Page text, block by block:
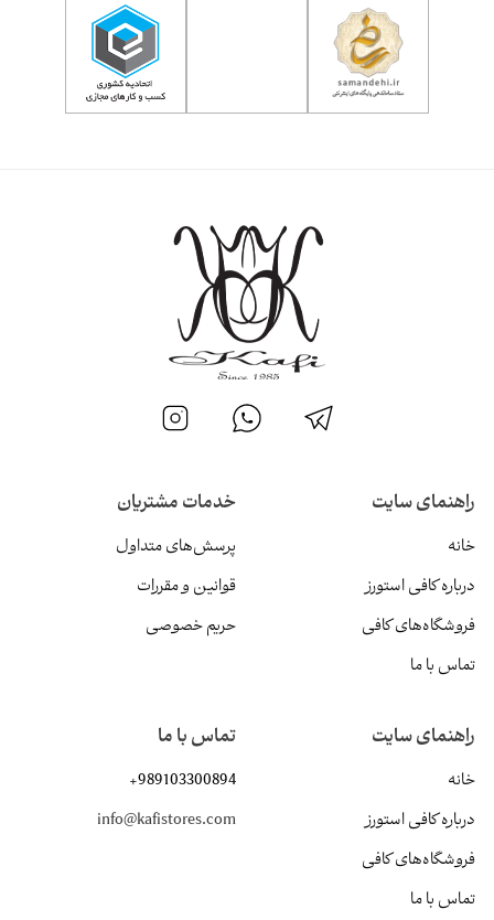
راهنمای سایت
خانه
درباره کافی استورز
فروشگاه‌های کافی
تماس با ما
خدمات مشتریان
پرسش‌های متداول
قوانین و مقررات
حریم خصوصی
راهنمای سایت
خانه
درباره کافی استورز
فروشگاه‌های کافی
تماس با ما
تماس با ما
+989103300894
info@kafistores.com